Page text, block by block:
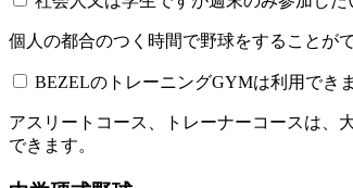
個人の都合のつく時間で野球をすることが
BEZELのトレーニングGYMは利用でき
アスリートコース、トレーナーコースは、
できます。